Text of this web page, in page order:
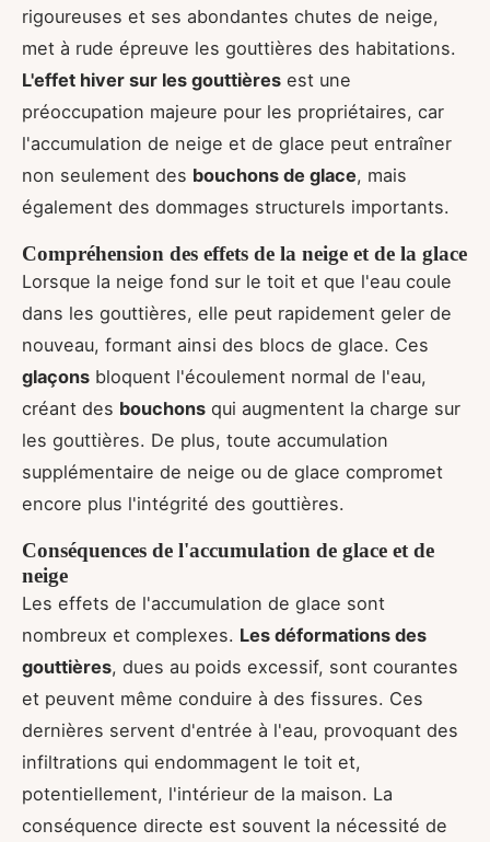
rigoureuses et ses abondantes chutes de neige,
met à rude épreuve les gouttières des habitations.
L'effet hiver sur les gouttières est une
préoccupation majeure pour les propriétaires, car
l'accumulation de neige et de glace peut entraîner
non seulement des bouchons de glace, mais
également des dommages structurels importants.
Compréhension des effets de la neige et de la glace
Lorsque la neige fond sur le toit et que l'eau coule
dans les gouttières, elle peut rapidement geler de
nouveau, formant ainsi des blocs de glace. Ces
glaçons bloquent l'écoulement normal de l'eau,
créant des bouchons qui augmentent la charge sur
les gouttières. De plus, toute accumulation
supplémentaire de neige ou de glace compromet
encore plus l'intégrité des gouttières.
Conséquences de l'accumulation de glace et de
neige
Les effets de l'accumulation de glace sont
nombreux et complexes. Les déformations des
gouttières, dues au poids excessif, sont courantes
et peuvent même conduire à des fissures. Ces
dernières servent d'entrée à l'eau, provoquant des
infiltrations qui endommagent le toit et,
potentiellement, l'intérieur de la maison. La
conséquence directe est souvent la nécessité de